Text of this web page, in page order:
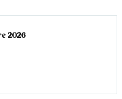
30 septiembre 2026
2026